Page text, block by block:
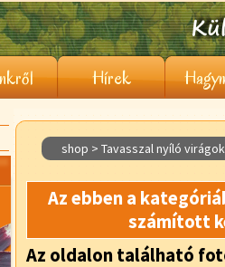
Hírek
shop > Tavasszal nyíló
Az ebben a
számított
Az oldalon található